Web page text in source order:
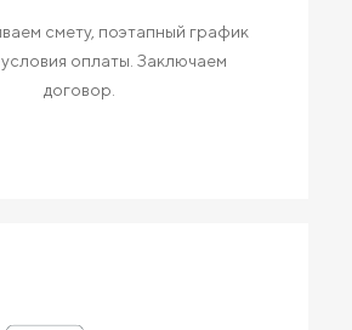
смету, поэтапный график
оплаты. Заключаем
договор.